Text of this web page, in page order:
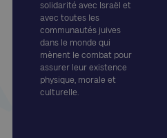
solidarité avec Israël et
avec toutes les
communautés juives
dans le monde qui
mènent le combat pour
assurer leur existence
physique, morale et
culturelle.